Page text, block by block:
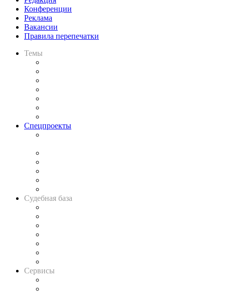
Конференции
Реклама
Вакансии
Правила перепечатки
Темы
Спецпроекты
Судебная база
Сервисы